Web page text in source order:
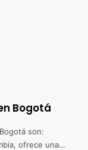
Bogotá
son:
ofrece una